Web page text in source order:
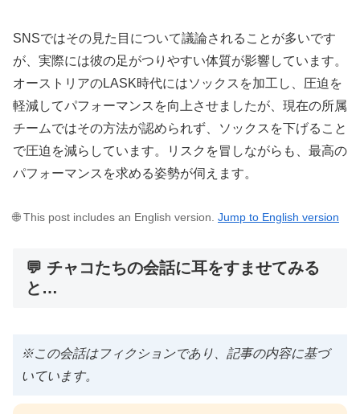
SNSではその見た目について議論されることが多いです
が、実際には彼の足がつりやすい体質が影響しています。
オーストリアのLASK時代にはソックスを加工し、圧迫を
軽減してパフォーマンスを向上させましたが、現在の所属
チームではその方法が認められず、ソックスを下げること
で圧迫を減らしています。リスクを冒しながらも、最高の
パフォーマンスを求める姿勢が伺えます。
🌐 This post includes an English version. Jump to English version
💬 チャコたちの会話に耳をすませてみる
と…
※この会話はフィクションであり、記事の内容に基づ
いています。